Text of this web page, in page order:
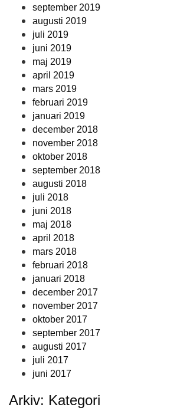
september 2019
augusti 2019
juli 2019
juni 2019
maj 2019
april 2019
mars 2019
februari 2019
januari 2019
december 2018
november 2018
oktober 2018
september 2018
augusti 2018
juli 2018
juni 2018
maj 2018
april 2018
mars 2018
februari 2018
januari 2018
december 2017
november 2017
oktober 2017
september 2017
augusti 2017
juli 2017
juni 2017
Arkiv: Kategori